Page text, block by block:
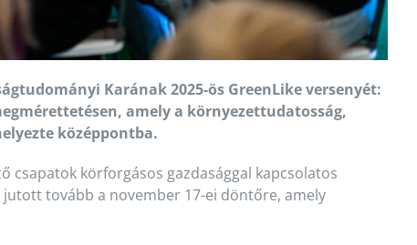
Karának 2025-ös GreenLike versenyét:
amely a környezettudatosság,
középpontba.
csapatok körforgásos gazdasággal kapcsolatos
tovább a november 17-ei döntőre, amely